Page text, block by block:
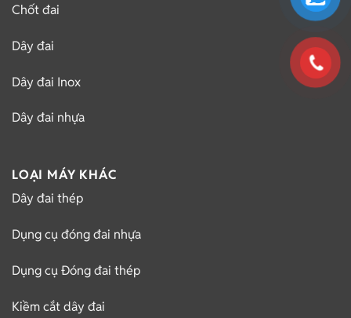
Chốt đai
Dây đai
Dây đai Inox
Dây đai nhựa
LOẠI MÁY KHÁC
Dây đai thép
Dụng cụ đóng đai nhựa
Dụng cụ Đóng đai thép
Kiềm cắt dây đai